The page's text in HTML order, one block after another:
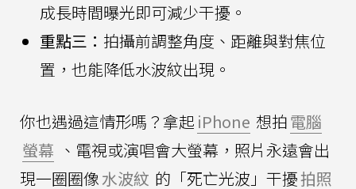
成長時間曝光即可減少干擾。
重點三： 拍攝前調整角度、距離與對焦位
置，也能降低水波紋出現。
你也遇過這情形嗎？拿起 iPhone 想拍電腦
螢幕 、電視或演唱會大螢幕，照片永遠會出
現一圈圈像水波紋 的「死亡光波」干擾拍照